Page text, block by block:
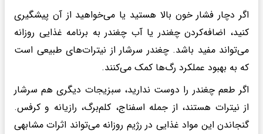
اگر دچار فشار خون بالا هستید یا می‌خواهید از آن پیشگیری
کنید، اضافه‌کردن چغندر یا آب چغندر به برنامه غذایی روزانه
می‌تواند مفید باشد. چغندر سرشار از نیترات‌های طبیعی است
که به بهبود عملکرد رگ‌ها کمک می‌کنند.
اگر طعم چغندر را دوست ندارید، سبزیجات دیگری هم سرشار
از نیترات هستند، از جمله اسفناج، کلم‌برگ، رازیانه و کرفس.
گنجاندن این مواد غذایی در رژیم روزانه می‌تواند اثرات مشابهی